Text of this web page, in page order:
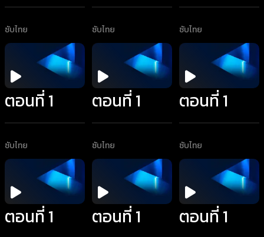
ซับไทย ซับไทย ซับไทย
ตอนที่ 1
ซับไทย
ตอนที่ 1
ซับไทย
ตอนที่ 1
ซับไทย
ตอนที่ 1 ตอนที่ 1 ตอนที่ 1